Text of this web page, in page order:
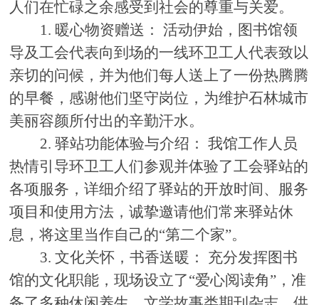
人们在忙碌之余感受到社会的尊重与关爱。
1. 暖心物资赠送： 活动伊始，图书馆领
导及工会代表向到场的一线环卫工人代表致以
亲切的问候，并为他们每人送上了一份热腾腾
的早餐， 感谢他们坚守岗位，为维护石林城市
美丽容颜所付出的辛勤汗水。
2. 驿站功能体验与介绍： 我馆工作人员
热情引导环卫工人们参观并体验了工会驿站的
各项服务，详细介绍了驿站的开放时间、服务
项目和使用方法，诚挚邀请他们常来驿站休
息，将这里当作自己的“第二个家”。
3. 文化关怀，书香送暖： 充分发挥图书
馆的文化职能，现场设立了“爱心阅读角”，准